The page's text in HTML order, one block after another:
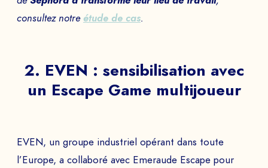
consultez notre étude de cas.
2. EVEN : sensibilisation avec
un Escape Game multijoueur
EVEN, un groupe industriel opérant dans toute
l’Europe, a collaboré avec Emeraude Escape pour